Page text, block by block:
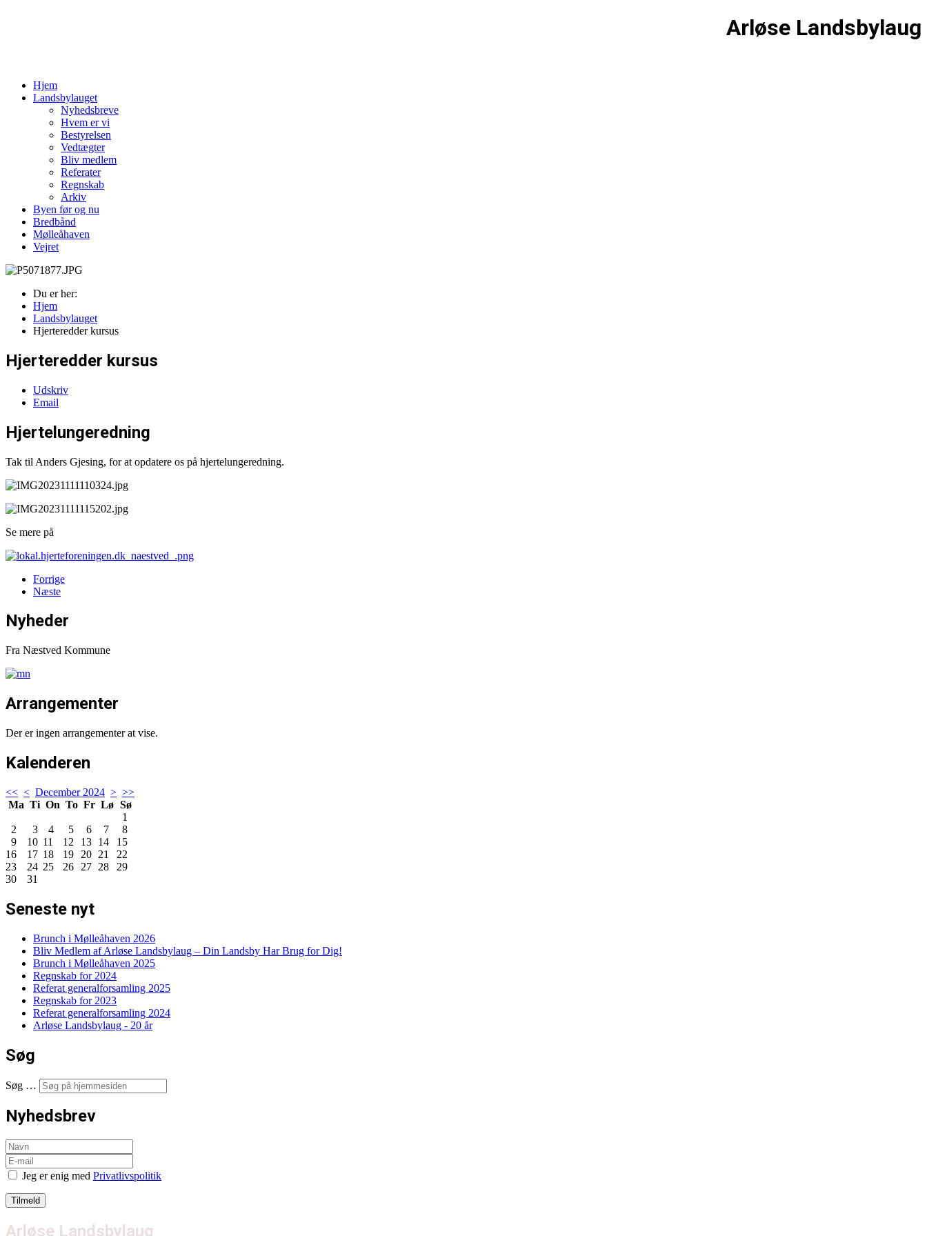
Arløse Landsbylaug
Hjem
Landsbylauget
Nyhedsbreve
Hvem er vi
Bestyrelsen
Vedtægter
Bliv medlem
Referater
Regnskab
Arkiv
Byen før og nu
Bredbånd
Mølleåhaven
Vejret
Du er her:
Hjem
Landsbylauget
Hjerteredder kursus
Hjerteredder kursus
Udskriv
Email
Hjertelungeredning
Tak til Anders Gjesing, for at opdatere os på hjertelungeredning.
Se mere på
Forrige
Næste
Nyheder
Fra Næstved Kommune
Arrangementer
Der er ingen arrangementer at vise.
Kalenderen
<< < December 2024 > >>
Ma Ti On To Fr Lø Sø
1
2
3 4 5 6 7
8
9
10 11 12 13 14
15
16
17 18 19 20 21
22
23
24 25 26 27 28
29
30
31
Seneste nyt
Brunch i Mølleåhaven 2026
Bliv Medlem af Arløse Landsbylaug – Din Landsby Har Brug for Dig!
Brunch i Mølleåhaven 2025
Regnskab for 2024
Referat generalforsamling 2025
Regnskab for 2023
Referat generalforsamling 2024
Arløse Landsbylaug - 20 år
Søg
Søg …
Nyhedsbrev
Jeg er enig med Privatlivspolitik
Arløse Landsbylaug